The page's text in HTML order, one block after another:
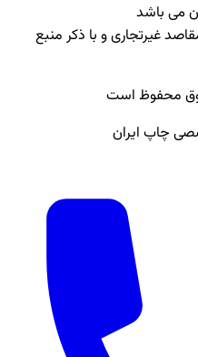
می باشد
غیرتجاری و با ذکر منبع